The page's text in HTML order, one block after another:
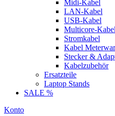
Midi-Kabel
LAN-Kabel
USB-Kabel
Multicore-Kabel
Stromkabel
Kabel
Stecker &
Kabelzubehör
Ersatzteile
Laptop Stands
SALE %
Konto